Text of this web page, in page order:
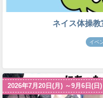
ネイス体操
イベ
2026年7月20日(月) ～9月6日(日)